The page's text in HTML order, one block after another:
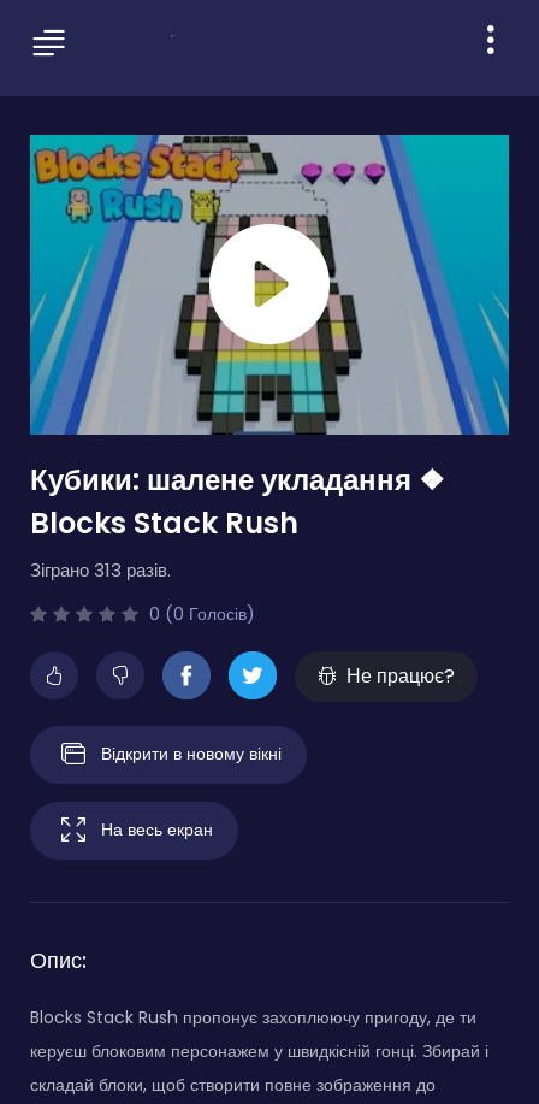
Кубики: шалене укладання ❖
Blocks Stack Rush
Зіграно 313 разів.
0 (0 Голосів)
Не працює?
Відкрити в новому вікні
На весь екран
Опис:
Blocks Stack Rush пропонує захоплюючу пригоду, де ти
керуєш блоковим персонажем у швидкісній гонці. Збирай і
складай блоки, щоб створити повне зображення до